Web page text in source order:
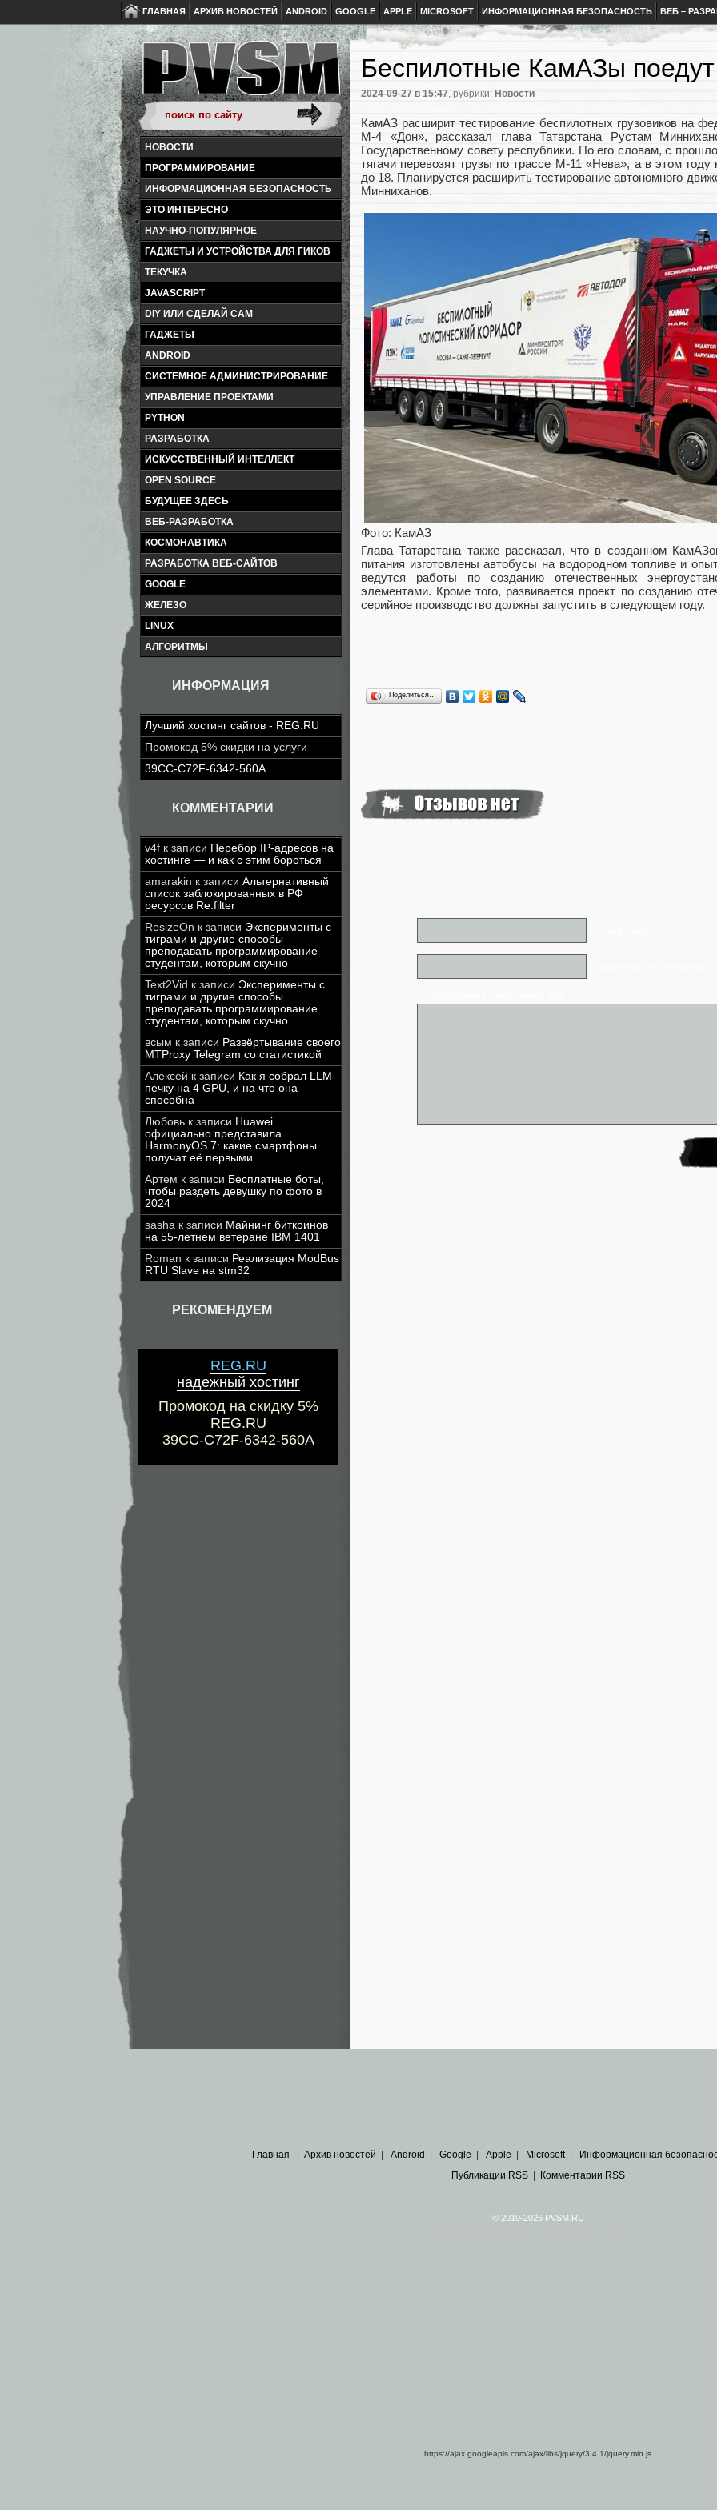
ГЛАВНАЯ АРХИВ НОВОСТЕЙ ANDROID GOOGLE APPLE MICROSOFT ИНФОРМАЦИОННАЯ БЕЗОПАСНОСТЬ ВЕБ –
НОВОСТИ
ПРОГРАММИРОВАНИЕ
ИНФОРМАЦИОННАЯ БЕЗОПАСНОСТЬ
ЭТО ИНТЕРЕСНО
НАУЧНО-ПОПУЛЯРНОЕ
ГАДЖЕТЫ И УСТРОЙСТВА ДЛЯ ГИКОВ
ТЕКУЧКА
JAVASCRIPT
DIY ИЛИ СДЕЛАЙ САМ
ГАДЖЕТЫ
ANDROID
СИСТЕМНОЕ АДМИНИСТРИРОВАНИЕ
УПРАВЛЕНИЕ ПРОЕКТАМИ
PYTHON
РАЗРАБОТКА
ИСКУССТВЕННЫЙ ИНТЕЛЛЕКТ
OPEN SOURCE
БУДУЩЕЕ ЗДЕСЬ
ВЕБ-РАЗРАБОТКА
КОСМОНАВТИКА
РАЗРАБОТКА ВЕБ-САЙТОВ
GOOGLE
ЖЕЛЕЗО
LINUX
АЛГОРИТМЫ
ИНФОРМАЦИЯ
Лучший хостинг сайтов - REG.RU
Промокод 5% скидки на услуги
39CC-C72F-6342-560A
КОММЕНТАРИИ
v4f к записи Перебор IP-адресов на
хостинге — и как с этим бороться
amarakin к записи Альтернативный
список заблокированных в РФ
ресурсов Re:filter
ResizeOn к записи Эксперименты с
тиграми и другие способы
преподавать программирование
студентам, которым скучно
Text2Vid к записи Эксперименты с
тиграми и другие способы
преподавать программирование
студентам, которым скучно
всым к записи Развёртывание своего
MTProxy Telegram со статистикой
Алексей к записи Как я собрал LLM-
печку на 4 GPU, и на что она
способна
Любовь к записи Huawei
официально представила
HarmonyOS 7: какие смартфоны
получат её первыми
Артем к записи Бесплатные боты,
чтобы раздеть девушку по фото в
2024
sasha к записи Майнинг биткоинов
на 55-летнем ветеране IBM 1401
Roman к записи Реализация ModBus
RTU Slave на stm32
РЕКОМЕНДУЕМ
REG.RU
надежный хостинг
Промокод на скидку 5%
REG.RU
39CC-C72F-6342-560A
Беспилотные КамАЗы
2024-09-27 в 15:47, рубрики: Новости
КамАЗ расширит тестирование беспилотных грузовиков на
М-4 «Дон», рассказал глава Татарстана Рустам
Государственному совету республики. По его словам, с
тягачи перевозят грузы по трассе М-11 «Нева», а в этом
до 18. Планируется расширить тестирование автономного
Минниханов.
Фото: КамАЗ
Глава Татарстана также рассказал, что в созданном
питания изготовлены автобусы на водородном топливе и
ведутся работы по созданию отечественных
элементами. Кроме того, развивается проект по созданию
серийное производство должны запустить в следующем году.
Поделиться…
Главная Архив новостей Android Google Apple Microsoft| Информационная
Публикации RSS| Комментарии RSS
© 2010-2026 PVSM.RU
https://ajax.googleapis.com/ajax/libs/jquery/3.4.1/jquery.min.js